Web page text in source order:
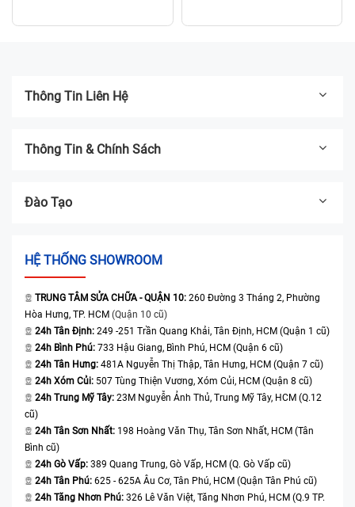
Thông Tin Liên Hệ
Thông Tin & Chính Sách
Đào Tạo
HỆ THỐNG SHOWROOM
TRUNG TÂM SỬA CHỮA - QUẬN 10: 260 Đường 3 Tháng 2, Phường
Hòa Hưng, TP. HCM (Quận 10 cũ)
24h Tân Định: 249 -251 Trần Quang Khải, Tân Định, HCM (Quận 1 cũ)
24h Bình Phú: 733 Hậu Giang, Bình Phú, HCM (Quận 6 cũ)
24h Tân Hưng: 481A Nguyễn Thị Thập, Tân Hưng, HCM (Quận 7 cũ)
24h Xóm Củi: 507 Tùng Thiện Vương, Xóm Củi, HCM (Quận 8 cũ)
24h Trung Mỹ Tây: 23M Nguyễn Ảnh Thủ, Trung Mỹ Tây, HCM (Q.12
cũ)
24h Tân Sơn Nhất: 198 Hoàng Văn Thụ, Tân Sơn Nhất, HCM (Tân
Bình cũ)
24h Gò Vấp: 389 Quang Trung, Gò Vấp, HCM (Q. Gò Vấp cũ)
24h Tân Phú: 625 - 625A Âu Cơ, Tân Phú, HCM (Quận Tân Phú cũ)
24h Tăng Nhơn Phú: 326 Lê Văn Việt, Tăng Nhơn Phú, HCM (Q.9 TP.